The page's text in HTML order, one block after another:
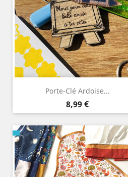
Porte-Clé Ardoise...
Prix
8,99 €